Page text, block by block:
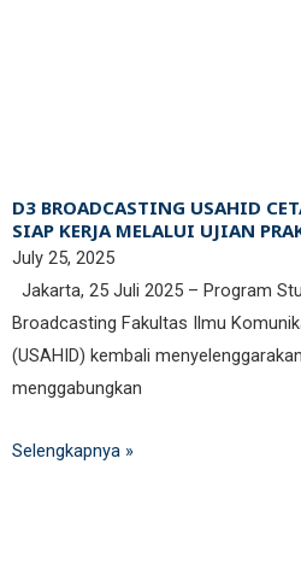
D3 BROADCASTING USAHID
SIAP KERJA MELALUI UJIAN
July 25, 2025
Jakarta, 25 Juli 2025 – Program
Broadcasting Fakultas Ilmu
(USAHID) kembali
menggabungkan
Selengkapnya »